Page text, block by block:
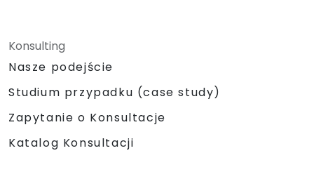
Konsulting
Nasze podejście
Studium przypadku (case study)
Zapytanie o Konsultacje
Katalog Konsultacji